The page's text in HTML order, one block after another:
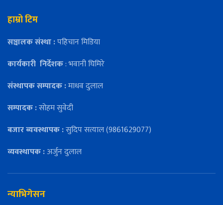
हाम्रो टिम
सञ्चालक संस्था :पहिचान मिडिया
कार्यकारी निर्देशक: भवानी घिमिरे
संस्थापक सम्पादक :माधव दुलाल
सम्पादक :सोहम सुवेदी
बजार ब्यवस्थापक :सुदिप सत्याल (9861629077)
व्यवस्थापक :अर्जुन दुलाल
न्याभिगेसन